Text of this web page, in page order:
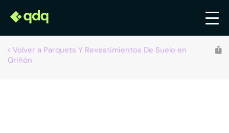
Volver a Parquets Y Revestimientos De Suelo en
Griñón